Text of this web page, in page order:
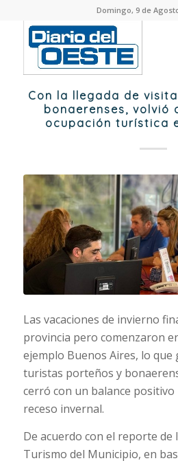
Domingo, 9 de
Con la llegada de
bonaerenses, volvió
ocupación turística
Las vacaciones de invierno
provincia pero comenzaron
ejemplo Buenos Aires, lo
turistas porteños y
cerró con un balance
receso invernal.
De acuerdo con el reporte de
Turismo del Municipio, en